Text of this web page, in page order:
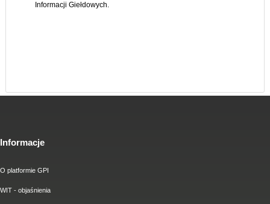
Informacji Giełdowych.
Informacje
O platformie GPI
WIT - objaśnienia